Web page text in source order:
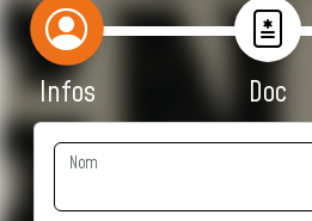
Infos Doc
Nom